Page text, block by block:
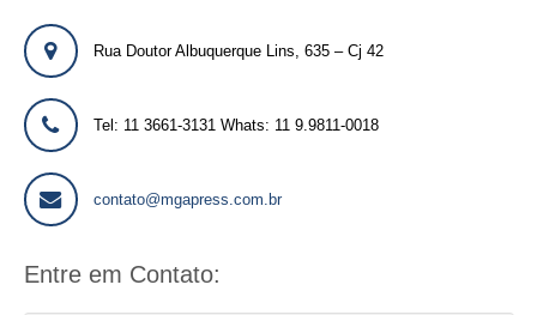
Rua Doutor Albuquerque Lins, 635 – Cj 42
Tel: 11 3661-3131 Whats: 11 9.9811-0018
contato@mgapress.com.br
Entre em Contato: